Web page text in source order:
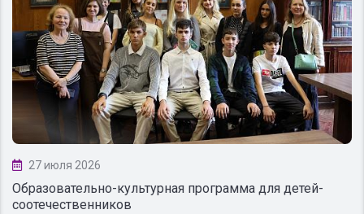
27 июля 2026
Образовательно-культурная программа для детей-
соотечественников